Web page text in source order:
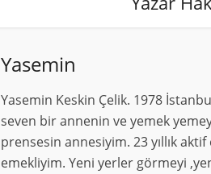
Yasemin
Yasemin Keskin Çelik. 1978
seven bir annenin ve yemek
prensesin annesiyim. 23 yıllık
emekliyim. Yeni yerler görmeyi